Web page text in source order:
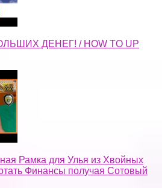
ДЕНЕГ! / HOW TO UP
Рамка для Улья из Хвойных
Финансы получая Сотовый